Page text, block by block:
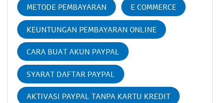
METODE PEMBAYARAN E COMMERCE
KEUNTUNGAN PEMBAYARAN ONLINE
CARA BUAT AKUN PAYPAL
SYARAT DAFTAR PAYPAL
AKTIVASI PAYPAL TANPA KARTU KREDIT